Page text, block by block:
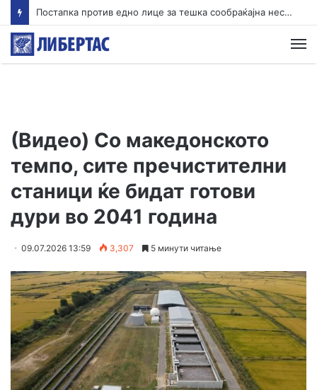
Постапка против едно лице за тешка сообраќајна несреќа во Радишани
(Видео) Со македонското
темпо, сите пречистителни
станици ќе бидат готови
дури во 2041 година
09.07.2026 13:59 3,307 5 минути читање